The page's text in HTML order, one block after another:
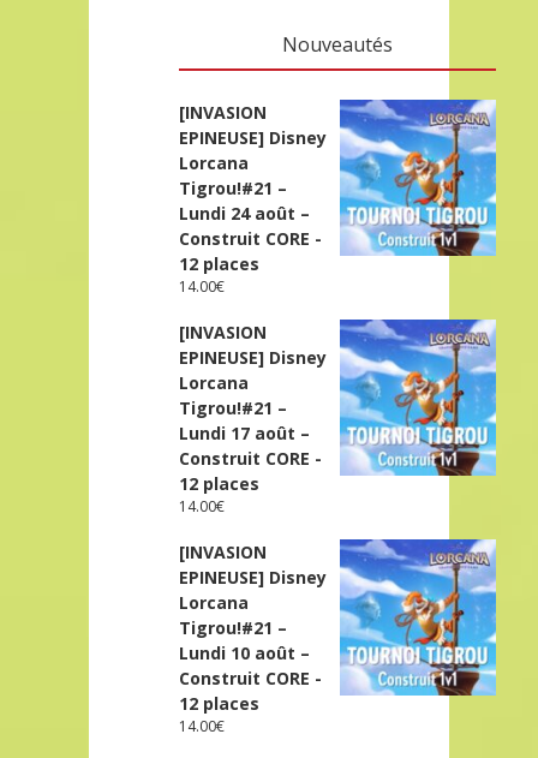
Nouveautés
[INVASION
EPINEUSE] Disney
Lorcana
Tigrou!#21 –
Lundi 24 août –
Construit CORE -
12 places
14.00€
[INVASION
EPINEUSE] Disney
Lorcana
Tigrou!#21 –
Lundi 17 août –
Construit CORE -
12 places
14.00€
[INVASION
EPINEUSE] Disney
Lorcana
Tigrou!#21 –
Lundi 10 août –
Construit CORE -
12 places
14.00€